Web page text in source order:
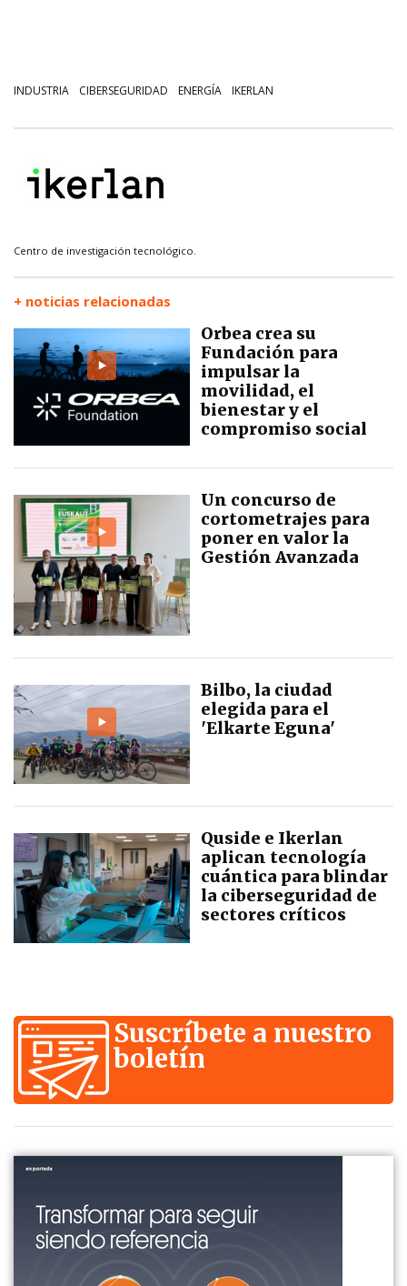
INDUSTRIA CIBERSEGURIDAD ENERGÍA IKERLAN
Centro de investigación tecnológico.
+ noticias relacionadas
Orbea crea su
Fundación para
impulsar la
movilidad, el
bienestar y el
compromiso social
Un concurso de
cortometrajes para
poner en valor la
Gestión Avanzada
Bilbo, la ciudad
elegida para el
'Elkarte Eguna'
Quside e Ikerlan
aplican tecnología
cuántica para blindar
la ciberseguridad de
sectores críticos
Suscríbete a nuestro
boletín